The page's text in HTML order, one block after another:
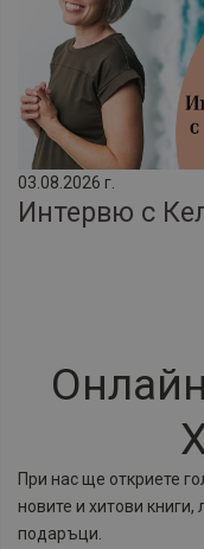
03.08.2026 г.
Интервю с
При нас ще откриете
новите и хитови
подаръци.